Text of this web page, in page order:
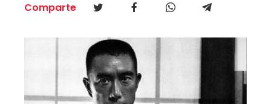
Comparte